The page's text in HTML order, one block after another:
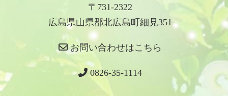
〒731-2322
広島県山県郡北広島町細見351
お問い合わせはこちら
0826-35-1114